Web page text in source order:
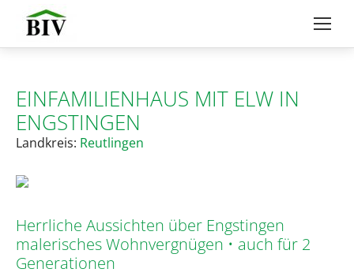
EINFAMILIENHAUS MIT ELW IN
ENGSTINGEN
Landkreis: Reutlingen
Herrliche Aussichten über Engstingen
malerisches Wohnvergnügen • auch für 2
Generationen